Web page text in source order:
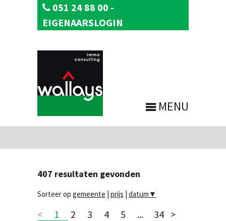
051 24 88 00 -
EIGENAARSLOGIN
MENU
407 resultaten gevonden
Sorteer op gemeente | prijs | datum ▼
< 1 2 3 4 5 ... 34 >